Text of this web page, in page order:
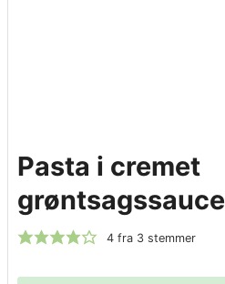
Pasta i cremet
grøntsagssauce
4fra 3stemmer